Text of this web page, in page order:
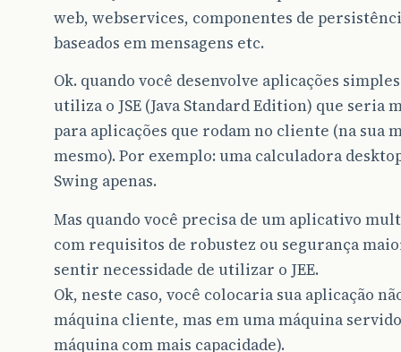
web, webservices, componentes de
baseados em mensagens etc.
Ok. quando você desenvolve aplicações
utiliza o JSE (Java Standard Edition) que seria
para aplicações que rodam no cliente (na sua
mesmo). Por exemplo: uma calculadora
Swing apenas.
Mas quando você precisa de um aplicativo
com requisitos de robustez ou segurança
sentir necessidade de utilizar o JEE.
Ok, neste caso, você colocaria sua aplicação
máquina cliente, mas em uma máquina
máquina com mais capacidade).